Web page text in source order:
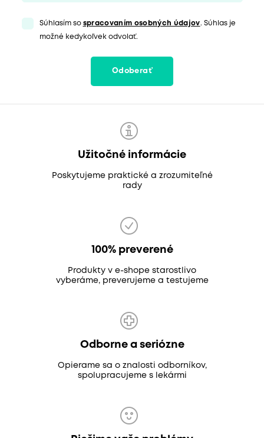
Súhlasím so spracovaním osobných údajov. Súhlas je
možné kedykoľvek odvolať.
Odoberať
Užitočné informácie
Poskytujeme praktické a zrozumiteľné
rady
100% preverené
Produkty v e-shope starostlivo
vyberáme, preverujeme a testujeme
Odborne a seriózne
Opierame sa o znalosti odborníkov,
spolupracujeme s lekármi